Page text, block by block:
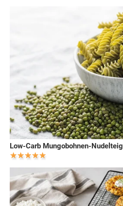
Low-Carb Mungobohnen-Nudelteig